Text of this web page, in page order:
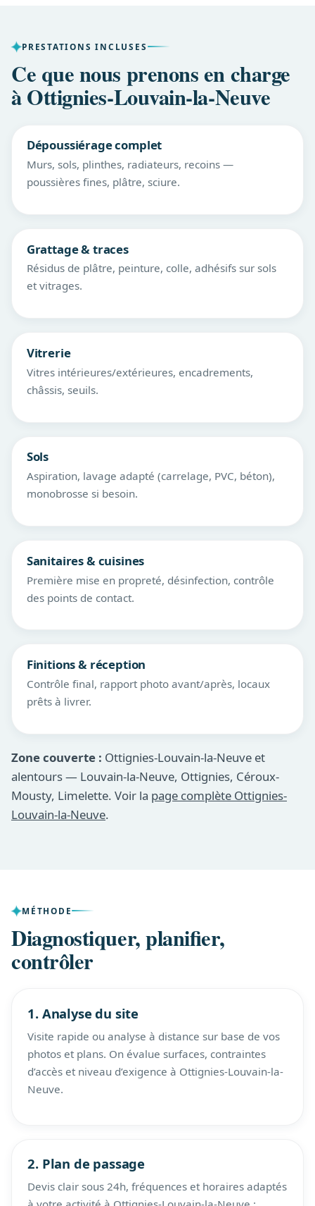
PRESTATIONS INCLUSES
Ce que nous prenons en charge
à Ottignies-Louvain-la-Neuve
Dépoussiérage complet
Murs, sols, plinthes, radiateurs, recoins —
poussières fines, plâtre, sciure.
Grattage & traces
Résidus de plâtre, peinture, colle, adhésifs sur sols
et vitrages.
Vitrerie
Vitres intérieures/extérieures, encadrements,
châssis, seuils.
Sols
Aspiration, lavage adapté (carrelage, PVC, béton),
monobrosse si besoin.
Sanitaires & cuisines
Première mise en propreté, désinfection, contrôle
des points de contact.
Finitions & réception
Contrôle final, rapport photo avant/après, locaux
prêts à livrer.
Zone couverte : Ottignies-Louvain-la-Neuve et
alentours — Louvain-la-Neuve, Ottignies, Céroux-
Mousty, Limelette. Voir la page complète Ottignies-
Louvain-la-Neuve.
MÉTHODE
Diagnostiquer, planifier,
contrôler
1. Analyse du site
Visite rapide ou analyse à distance sur base de vos
photos et plans. On évalue surfaces, contraintes
d’accès et niveau d’exigence à Ottignies-Louvain-la-
Neuve.
2. Plan de passage
Devis clair sous 24h, fréquences et horaires adaptés